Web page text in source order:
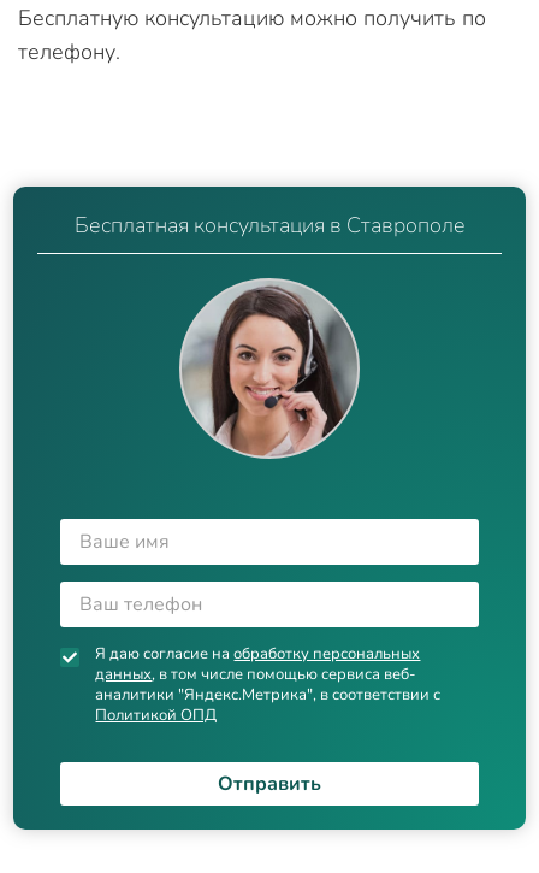
Бесплатную консультацию можно получить по
телефону.
Бесплатная консультация в Ставрополе
Я даю согласие наобработку персональных
данных, в том числе помощью сервиса веб-
аналитики "Яндекс.Метрика", в соответствии с
Политикой ОПД
Отправить